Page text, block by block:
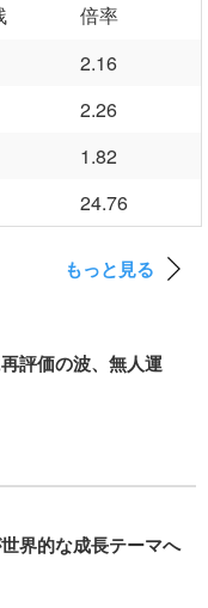
倍率
2.16
2.26
1.82
24.76
もっと見る
評価の波、無人運
界的な成長テーマへ